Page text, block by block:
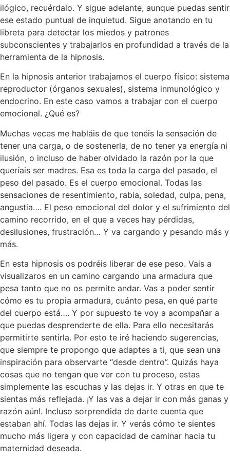
ilógico, recuérdalo. Y sigue adelante, aunque puedas sentir
ese estado puntual de inquietud. Sigue anotando en tu
libreta para detectar los miedos y patrones
subconscientes y trabajarlos en profundidad a través de la
herramienta de la hipnosis.
En la hipnosis anterior trabajamos el cuerpo físico: sistema
reproductor (órganos sexuales), sistema inmunológico y
endocrino. En este caso vamos a trabajar con el cuerpo
emocional. ¿Qué es?
Muchas veces me habláis de que tenéis la sensación de
tener una carga, o de sostenerla, de no tener ya energía ni
ilusión, o incluso de haber olvidado la razón por la que
queríais ser madres. Esa es toda la carga del pasado, el
peso del pasado. Es el cuerpo emocional. Todas las
sensaciones de resentimiento, rabia, soledad, culpa, pena,
angustia…. El peso emocional del dolor y el sufrimiento del
camino recorrido, en el que a veces hay pérdidas,
desilusiones, frustración… Y va cargando y pesando más y
más.
En esta hipnosis os podréis liberar de ese peso. Vais a
visualizaros en un camino cargando una armadura que
pesa tanto que no os permite andar. Vas a poder sentir
cómo es tu propia armadura, cuánto pesa, en qué parte
del cuerpo está…. Y por supuesto te voy a acompañar a
que puedas desprenderte de ella. Para ello necesitarás
permitirte sentirla. Por esto te iré haciendo sugerencias,
que siempre te propongo que adaptes a ti, que sean una
inspiración para observarte “desde dentro”. Quizás haya
cosas que no tengan que ver con tu proceso, estas
simplemente las escuchas y las dejas ir. Y otras en que te
sientas más reflejada. ¡Y las vas a dejar ir con más ganas y
razón aún!. Incluso sorprendida de darte cuenta que
estaban ahí. Todas las dejas ir. Y verás cómo te sientes
mucho más ligera y con capacidad de caminar hacia tu
maternidad deseada.